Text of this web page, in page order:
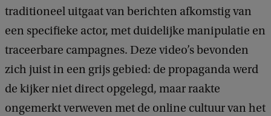
traditioneel uitgaat van berichten afkomstig van
een specifieke actor, met duidelijke manipulatie en
traceerbare campagnes. Deze video’s bevonden
zich juist in een grijs gebied: de propaganda werd
de kijker niet direct opgelegd, maar raakte
ongemerkt verweven met de online cultuur van het